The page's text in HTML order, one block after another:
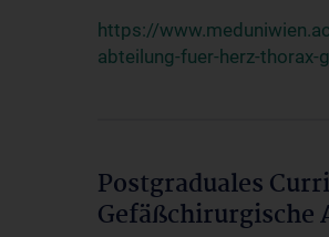
https://
abteilung-fuer-herz-
Postgraduales